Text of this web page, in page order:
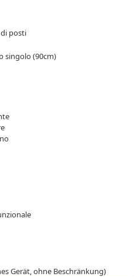
posti
singolo (90cm)
Gerät, ohne Beschränkung)